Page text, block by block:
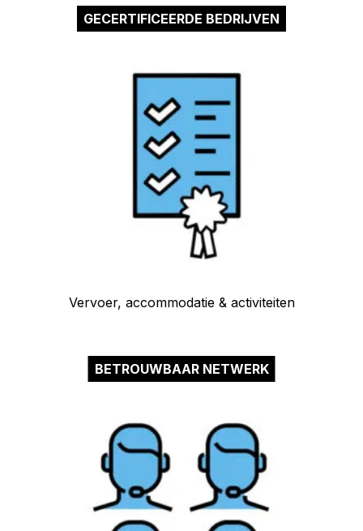
GECERTIFICEERDE BEDRIJVEN
Vervoer, accommodatie & activiteiten
BETROUWBAAR NETWERK